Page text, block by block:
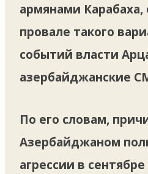
армянами Карабаха,
провале такого
событий власти
азербайджанские
По его словам,
Азербайджаном
агрессии в сентябре